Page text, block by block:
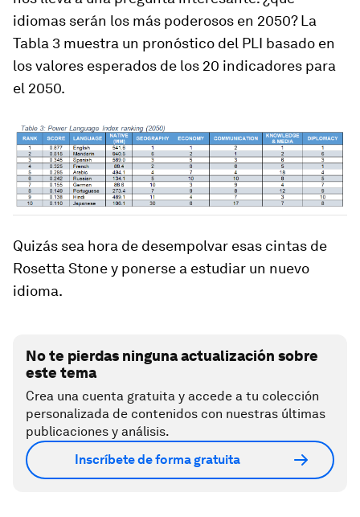
idiomas serán los más poderosos en 2050? La
Tabla 3 muestra un pronóstico del PLI basado en
los valores esperados de los 20 indicadores para
el 2050.
Quizás sea hora de desempolvar esas cintas de
Rosetta Stone y ponerse a estudiar un nuevo
idioma.
No te pierdas ninguna actualización sobre
este tema
Crea una cuenta gratuita y accede a tu colección
personalizada de contenidos con nuestras últimas
publicaciones y análisis.
Inscríbete de forma gratuita